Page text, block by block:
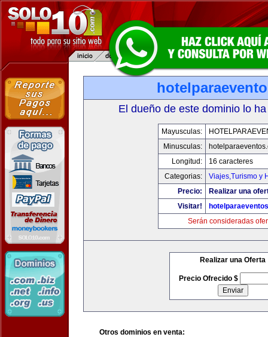
El dueño de este dominio lo
Mayusculas:
Minusculas:
Longitud:
16 caracteres
Categorias:
Viajes,Turismo y
Precio:
Realizar una
Visitar!
Serán consideradas
Realizar una Oferta
Precio Ofrecido $
Otros dominios en venta: